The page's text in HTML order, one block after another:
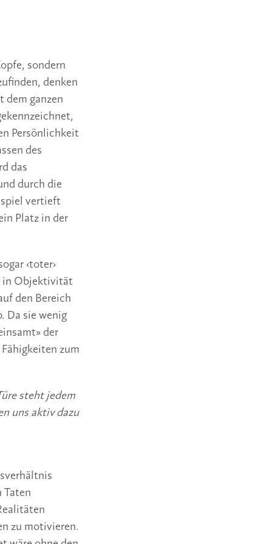
sondern
denken
dem ganzen
Persönlichkeit
des
das
durch die
vertieft
Platz in der
‹toter›
in Objektivität
den Bereich
Da sie wenig
der
zum
steht jedem
uns aktiv dazu
Taten
zu motivieren.